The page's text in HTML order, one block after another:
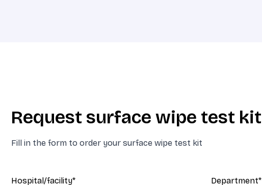
Request surface wipe test kit
Fill in the form to order your surface wipe test kit
Hospital/facility* Department*